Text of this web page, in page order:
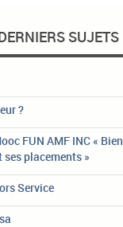
SUJETS
?
FUN AMF INC « Bien
ses placements »
Service